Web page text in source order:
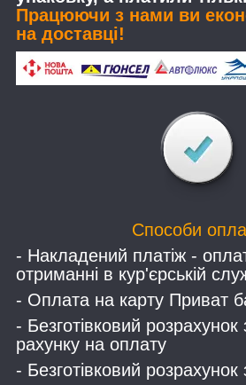
Працюючи з нами ви
на доставці!
Способи
- Накладений платіж -
отриманні в кур'єрській
- Оплата на карту Приват
- Безготівковий
рахунку на оплату
- Безготівковий